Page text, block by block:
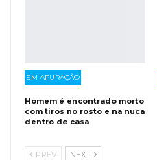
EM APURAÇÃO
Homem é encontrado morto
com tiros no rosto e na nuca
dentro de casa
PREV NEXT